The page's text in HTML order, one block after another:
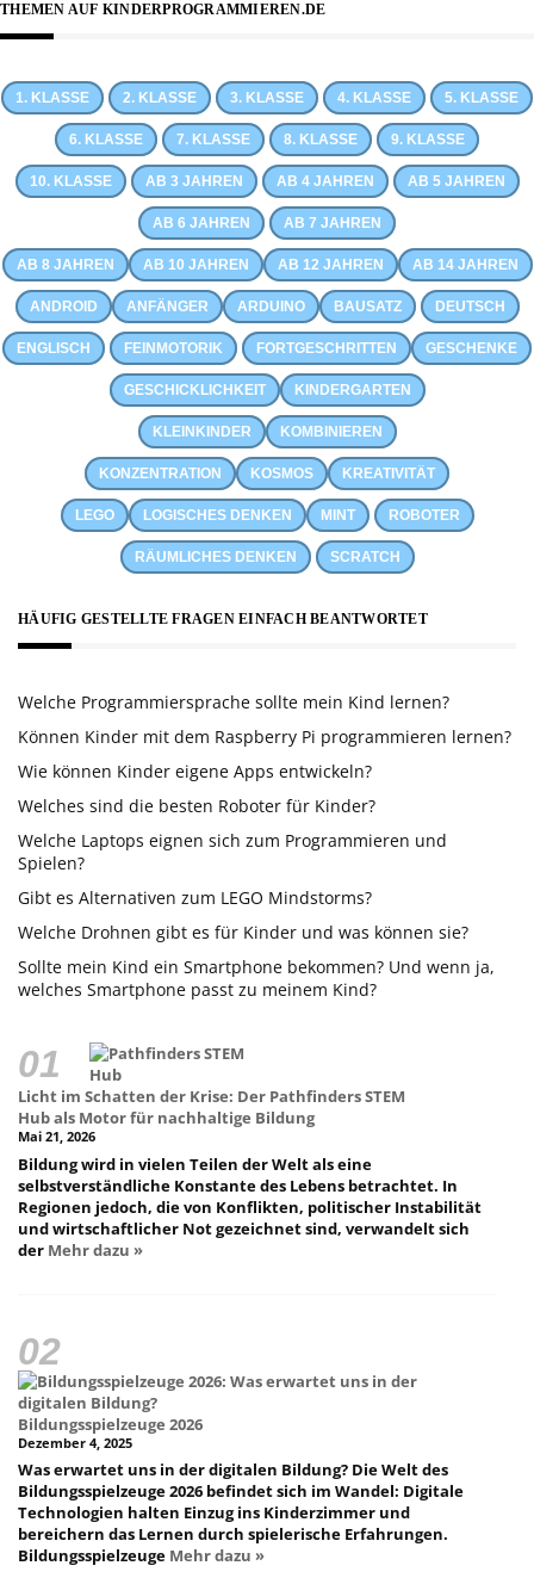
THEMEN AUF KINDERPROGRAMMIEREN.DE
1. KLASSE 2. KLASSE 3. KLASSE 4. KLASSE 5. KLASSE
6. KLASSE 7. KLASSE 8. KLASSE 9. KLASSE
10. KLASSE AB 3 JAHREN AB 4 JAHREN AB 5 JAHREN
AB 6 JAHREN AB 7 JAHREN
AB 8 JAHREN AB 10 JAHREN AB 12 JAHREN AB 14 JAHREN
ANDROID ANFÄNGER ARDUINO BAUSATZ DEUTSCH
ENGLISCH FEINMOTORIK FORTGESCHRITTEN GESCHENKE
GESCHICKLICHKEIT KINDERGARTEN
KLEINKINDER KOMBINIEREN
KONZENTRATION KOSMOS KREATIVITÄT
LEGO LOGISCHES DENKEN MINT ROBOTER
RÄUMLICHES DENKEN SCRATCH
HÄUFIG GESTELLTE FRAGEN EINFACH BEANTWORTET
Welche Programmiersprache sollte mein Kind lernen?
Können Kinder mit dem Raspberry Pi programmieren lernen?
Wie können Kinder eigene Apps entwickeln?
Welches sind die besten Roboter für Kinder?
Welche Laptops eignen sich zum Programmieren und
Spielen?
Gibt es Alternativen zum LEGO Mindstorms?
Welche Drohnen gibt es für Kinder und was können sie?
Sollte mein Kind ein Smartphone bekommen? Und wenn ja,
welches Smartphone passt zu meinem Kind?
Licht im Schatten der Krise: Der Pathfinders STEM
Hub als Motor für nachhaltige Bildung
Mai 21, 2026
Bildung wird in vielen Teilen der Welt als eine
selbstverständliche Konstante des Lebens betrachtet. In
Regionen jedoch, die von Konflikten, politischer Instabilität
und wirtschaftlicher Not gezeichnet sind, verwandelt sich
der Mehr dazu »
Bildungsspielzeuge 2026
Dezember 4, 2025
Was erwartet uns in der digitalen Bildung? Die Welt des
Bildungsspielzeuge 2026 befindet sich im Wandel: Digitale
Technologien halten Einzug ins Kinderzimmer und
bereichern das Lernen durch spielerische Erfahrungen.
Bildungsspielzeuge Mehr dazu »